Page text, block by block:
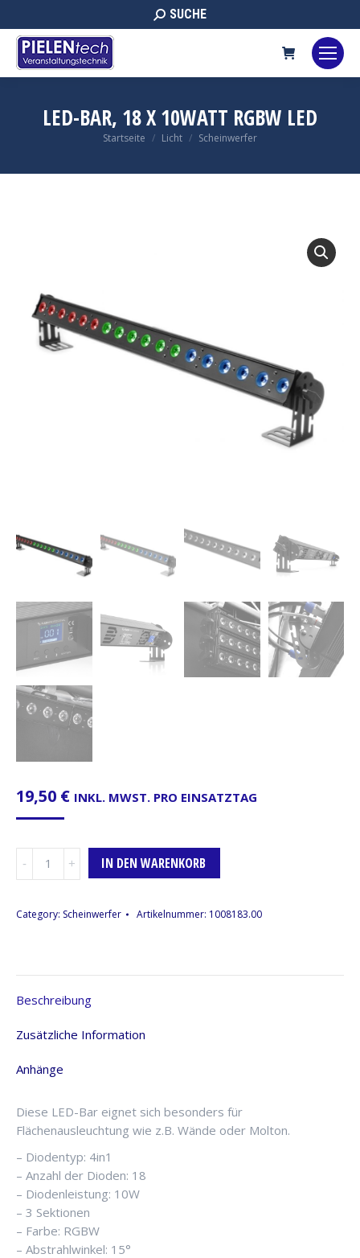
Search:
SUCHE
LED-BAR, 18 X 10WATT RGBW LED
Sie befinden sich hier:
Startseite Licht Scheinwerfer
19,50 € INKL. MWST. PRO EINSATZTAG
x
IN DEN WARENKORB
Category: Scheinwerfer Artikelnummer: 1008183.00
Beschreibung
Zusätzliche Information
Anhänge
Diese LED-Bar eignet sich besonders für
Flächenausleuchtung wie z.B. Wände oder Molton.
– Diodentyp: 4in1
– Anzahl der Dioden: 18
– Diodenleistung: 10W
– 3 Sektionen
– Farbe: RGBW
– Abstrahlwinkel: 15°